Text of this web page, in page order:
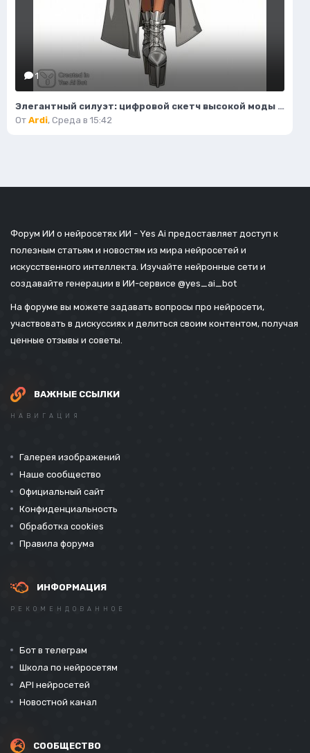
1
Элегантный силуэт: цифровой скетч высокой моды в студийном исполнении. Изображение из нейросети Flux 1
От Ardi, Среда в 15:42
Форум ИИ о нейросетях ИИ - Yes Ai предоставляет доступ к
полезным статьям и новостям из мира нейросетей и
искусственного интеллекта. Изучайте нейронные сети и
создавайте генерации в ИИ-сервисе @yes_ai_bot
На форуме вы можете задавать вопросы про нейросети,
участвовать в дискуссиях и делиться своим контентом, получая
ценные отзывы и советы.
ВАЖНЫЕ ССЫЛКИ
НАВИГАЦИЯ
Галерея изображений
Наше сообщество
Официальный сайт
Конфиденциальность
Обработка cookies
Правила форума
ИНФОРМАЦИЯ
РЕКОМЕНДОВАННОЕ
Бот в телеграм
Школа по нейросетям
API нейросетей
Новостной канал
СООБЩЕСТВО